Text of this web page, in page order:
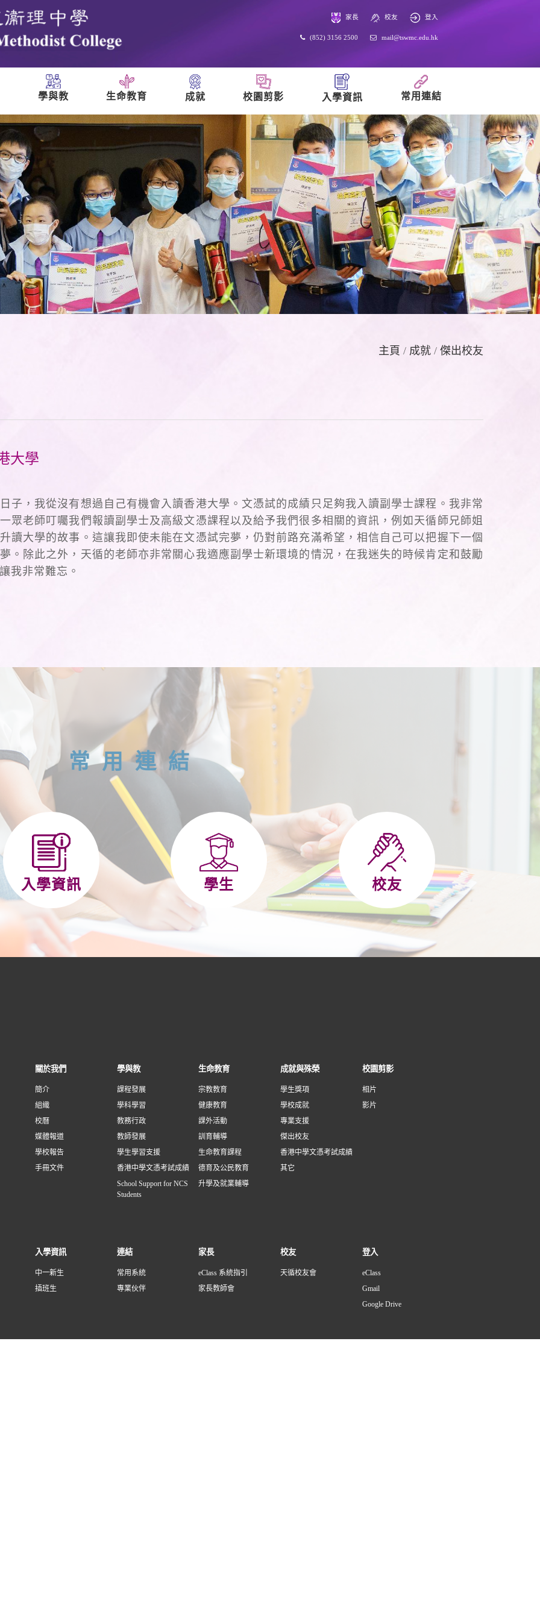
家長 校友 登入
(852) 3156 2500 mail@tswmc.edu.hk
學與教 生命教育 成就 校園剪影 入學資訊 常用連結
主頁 / 成就 / 傑出校友
大學
子，我從沒有想過自己有機會入讀香港大學。文憑試的成績只足夠我入讀副學士課程。我非常
眾老師叮囑我們報讀副學士及高級文憑課程以及給予我們很多相關的資訊，例如天循師兄師姐
讀大學的故事。這讓我即使未能在文憑試完夢，仍對前路充滿希望，相信自己可以把握下一個
。除此之外，天循的老師亦非常關心我適應副學士新環境的情況，在我迷失的時候肯定和鼓勵
我非常難忘。
常用連結
入學資訊 學生 校友
關於我們
簡介
組織
校曆
媒體報道
學校報告
手冊文件
學與教
課程發展
學科學習
教務行政
教師發展
學生學習支援
香港中學文憑考試成績
School Support for NCS
Students
生命教育
宗教教育
健康教育
課外活動
訓育輔導
生命教育課程
德育及公民教育
升學及就業輔導
成就與殊榮
學生獎項
學校成就
專業支援
傑出校友
香港中學文憑考試成績
其它
校園剪影
相片
影片
入學資訊
中一新生
插班生
連結
常用系統
專業伙伴
家長
eClass 系統指引
家長教師會
校友
天循校友會
登入
eClass
Gmail
Google Drive